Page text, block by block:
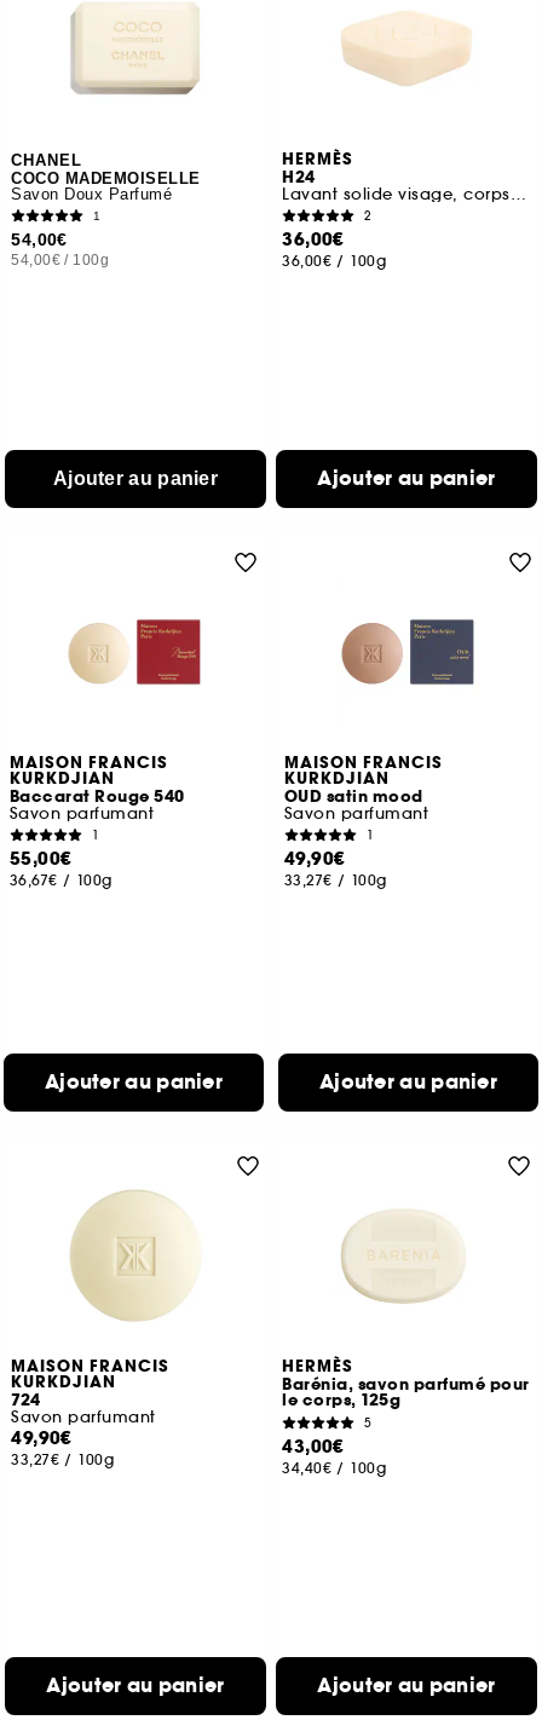
CHANEL
COCO MADEMOISELLE
Savon Doux Parfumé
1
54,00€
54,00€ / 100g
Ajouter au panier
HERMÈS
H24
Lavant solide visage, corps et cheveux
2
36,00€
36,00€ / 100g
Ajouter au panier
MAISON FRANCIS
KURKDJIAN
Baccarat Rouge 540
Savon parfumant
1
55,00€
36,67€ / 100g
Ajouter au panier
MAISON FRANCIS
KURKDJIAN
OUD satin mood
Savon parfumant
1
49,90€
33,27€ / 100g
Ajouter au panier
MAISON FRANCIS
KURKDJIAN
724
Savon parfumant
49,90€
33,27€ / 100g
Ajouter au panier
HERMÈS
Barénia, savon parfumé pour
le corps, 125g
5
43,00€
34,40€ / 100g
Ajouter au panier